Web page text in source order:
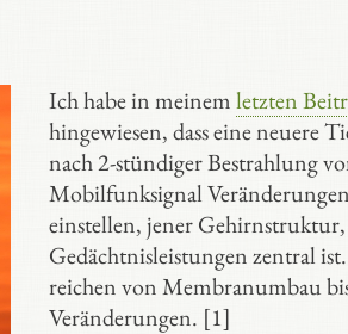
Ich habe in meinemletzten
hingewiesen, dass eine neuere
nach 2-stündiger Bestrahlung
Mobilfunksignal
einstellen, jener
Gedächtnisleistungen zentral
reichen von Membranumbau
Veränderungen. [1]